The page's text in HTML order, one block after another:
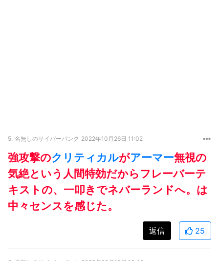
5. 名無しのサイバーパンク 2022年10月26日 11:02
強攻撃のクリティカルがアーマー無視の
気絶という人間特効だからフレーバーテ
キストの、一叩きでネバーランドへ。は
中々センスを感じた。
返信 25